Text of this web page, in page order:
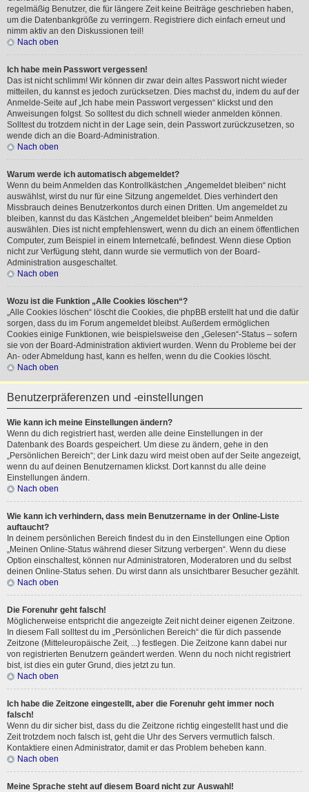
regelmäßig Benutzer, die für längere Zeit keine Beiträge geschrieben haben,
um die Datenbankgröße zu verringern. Registriere dich einfach erneut und
nimm aktiv an den Diskussionen teil!
Nach oben
Ich habe mein Passwort vergessen!
Das ist nicht schlimm! Wir können dir zwar dein altes Passwort nicht wieder
mitteilen, du kannst es jedoch zurücksetzen. Dies machst du, indem du auf der
Anmelde-Seite auf „Ich habe mein Passwort vergessen“ klickst und den
Anweisungen folgst. So solltest du dich schnell wieder anmelden können.
Solltest du trotzdem nicht in der Lage sein, dein Passwort zurückzusetzen, so
wende dich an die Board-Administration.
Nach oben
Warum werde ich automatisch abgemeldet?
Wenn du beim Anmelden das Kontrollkästchen „Angemeldet bleiben“ nicht
auswählst, wirst du nur für eine Sitzung angemeldet. Dies verhindert den
Missbrauch deines Benutzerkontos durch einen Dritten. Um angemeldet zu
bleiben, kannst du das Kästchen „Angemeldet bleiben“ beim Anmelden
auswählen. Dies ist nicht empfehlenswert, wenn du dich an einem öffentlichen
Computer, zum Beispiel in einem Internetcafé, befindest. Wenn diese Option
nicht zur Verfügung steht, dann wurde sie vermutlich von der Board-
Administration ausgeschaltet.
Nach oben
Wozu ist die Funktion „Alle Cookies löschen“?
„Alle Cookies löschen“ löscht die Cookies, die phpBB erstellt hat und die dafür
sorgen, dass du im Forum angemeldet bleibst. Außerdem ermöglichen
Cookies einige Funktionen, wie beispielsweise den „Gelesen“-Status – sofern
sie von der Board-Administration aktiviert wurden. Wenn du Probleme bei der
An- oder Abmeldung hast, kann es helfen, wenn du die Cookies löscht.
Nach oben
Benutzerpräferenzen und -einstellungen
Wie kann ich meine Einstellungen ändern?
Wenn du dich registriert hast, werden alle deine Einstellungen in der
Datenbank des Boards gespeichert. Um diese zu ändern, gehe in den
„Persönlichen Bereich“; der Link dazu wird meist oben auf der Seite angezeigt,
wenn du auf deinen Benutzernamen klickst. Dort kannst du alle deine
Einstellungen ändern.
Nach oben
Wie kann ich verhindern, dass mein Benutzername in der Online-Liste
auftaucht?
In deinem persönlichen Bereich findest du in den Einstellungen eine Option
„Meinen Online-Status während dieser Sitzung verbergen“. Wenn du diese
Option einschaltest, können nur Administratoren, Moderatoren und du selbst
deinen Online-Status sehen. Du wirst dann als unsichtbarer Besucher gezählt.
Nach oben
Die Forenuhr geht falsch!
Möglicherweise entspricht die angezeigte Zeit nicht deiner eigenen Zeitzone.
In diesem Fall solltest du im „Persönlichen Bereich“ die für dich passende
Zeitzone (Mitteleuropäische Zeit, ...) festlegen. Die Zeitzone kann dabei nur
von registrierten Benutzern geändert werden. Wenn du noch nicht registriert
bist, ist dies ein guter Grund, dies jetzt zu tun.
Nach oben
Ich habe die Zeitzone eingestellt, aber die Forenuhr geht immer noch
falsch!
Wenn du dir sicher bist, dass du die Zeitzone richtig eingestellt hast und die
Zeit trotzdem noch falsch ist, geht die Uhr des Servers vermutlich falsch.
Kontaktiere einen Administrator, damit er das Problem beheben kann.
Nach oben
Meine Sprache steht auf diesem Board nicht zur Auswahl!